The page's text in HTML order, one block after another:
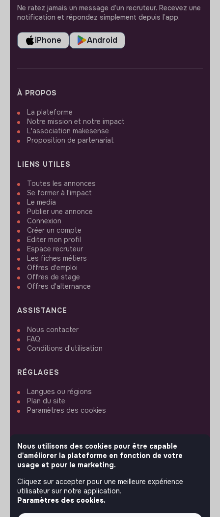
Ne ratez jamais un message d’un recruteur. Recevez une
notification et répondez simplement depuis l’app.
iPhone Android
À PROPOS
La plateforme
Notre mission et notre impact
L'association makesense
Proposition de partenariat
LIENS UTILES
Toutes les annonces
Se former à l'impact
Le media
Publier une annonce
Connexion
Créer un compte
Editer mon profil
Espace recruteur
Les fiches métiers
Offres d'emploi
Offres de stage
Offres d'alternance
ASSISTANCE
Nous contacter
FAQ
Conditions d'utilisation
RÉGLAGES
Langues ou régions
Plan du site
Paramètres des cookies
SUIVEZ-NOUS
© 2026 jobs that makesense.
Nous utilisons des cookies pour être capable
d'améliorer la plateforme en fonction de votre
usage et pour le marketing.
Cliquez sur accepter pour une meilleure expérience
utilisateur sur notre application.
Paramètres des cookies.